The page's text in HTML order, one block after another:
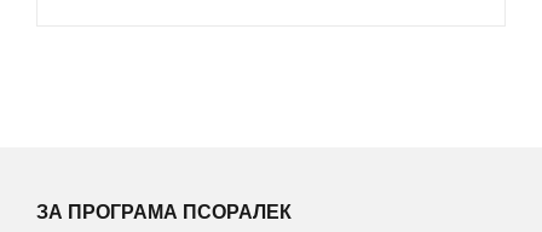
ЗА ПРОГРАМА ПСОРАЛЕК